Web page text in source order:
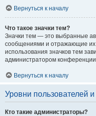
Вернуться к началу
Что такое значки тем?
Значки тем — это выбранные
сообщениями и отражающие
использования значков тем
администратором
Вернуться к началу
Уровни пользователей
Кто такие администраторы?